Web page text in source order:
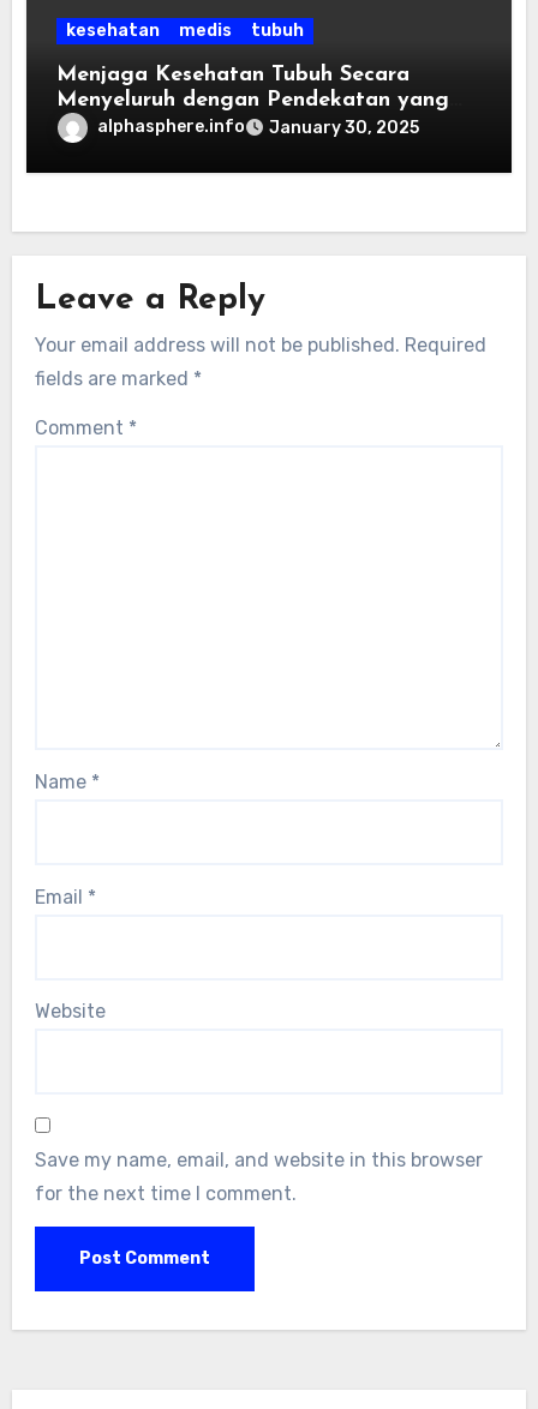
kesehatan medis tubuh
Menjaga Kesehatan Tubuh Secara
Menyeluruh dengan Pendekatan yang
Tepatalphasphere.info January 30, 2025
Leave a Reply
Your email address will not be published. Required
fields are marked *
Comment *
Name *
Email *
Website
Save my name, email, and website in this browser
for the next time I comment.